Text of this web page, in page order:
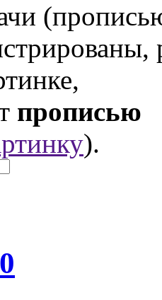
прописью
).
0